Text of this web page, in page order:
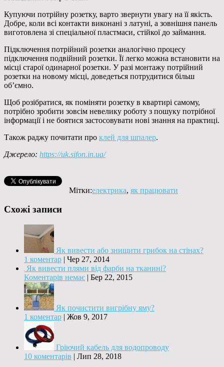
Купуючи потрійну розетку, варто звернути увагу на її якість.
Добре, коли всі контакти виконані з латуні, а зовнішня панель
виготовлена зі спеціальної пластмаси, стійкої до займання.
Підключення потрійний розетки аналогічно процесу
підключення подвійний розетки. Її легко можна встановити на
місці старої одинарної розетки. У разі монтажу потрійний
розетки на новому місці, доведеться потрудитися більш
об’ємно.
Щоб розібратися, як поміняти розетку в квартирі самому,
потрібно зробити зовсім невелику роботу з пошуку потрібної
інформації і не боятися застосовувати нові знання на практиці.
Також раджу почитати про клей для шпалер.
Джерело: https://uk.sifon.in.ua/
Мітки:електрика, як працювати
Схожі записи
Як вивести або знищити грибок на стінах?
1 коментар | Чер 27, 2014
Як вивести плями від фарби на тканині?
Коментарів немає | Бер 22, 2015
Як почистити вигрібну яму?
1 коментар | Жов 9, 2017
Гріючий кабель для водопроводу
10 коментарів | Лип 28, 2018